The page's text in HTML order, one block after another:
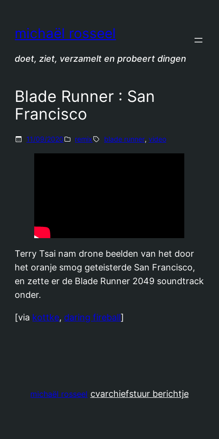
michaël rosseel
doet, ziet, verzamelt en probeert dingen
Blade Runner : San
Francisco
11/09/2020 remix blade runner, video
Terry Tsai nam drone beelden van het door
het oranje smog geteisterde San Francisco,
en zette er de Blade Runner 2049 soundtrack
onder.
[via kottke, daring fireball]
michaël rosseel cvarchiefstuur berichtje